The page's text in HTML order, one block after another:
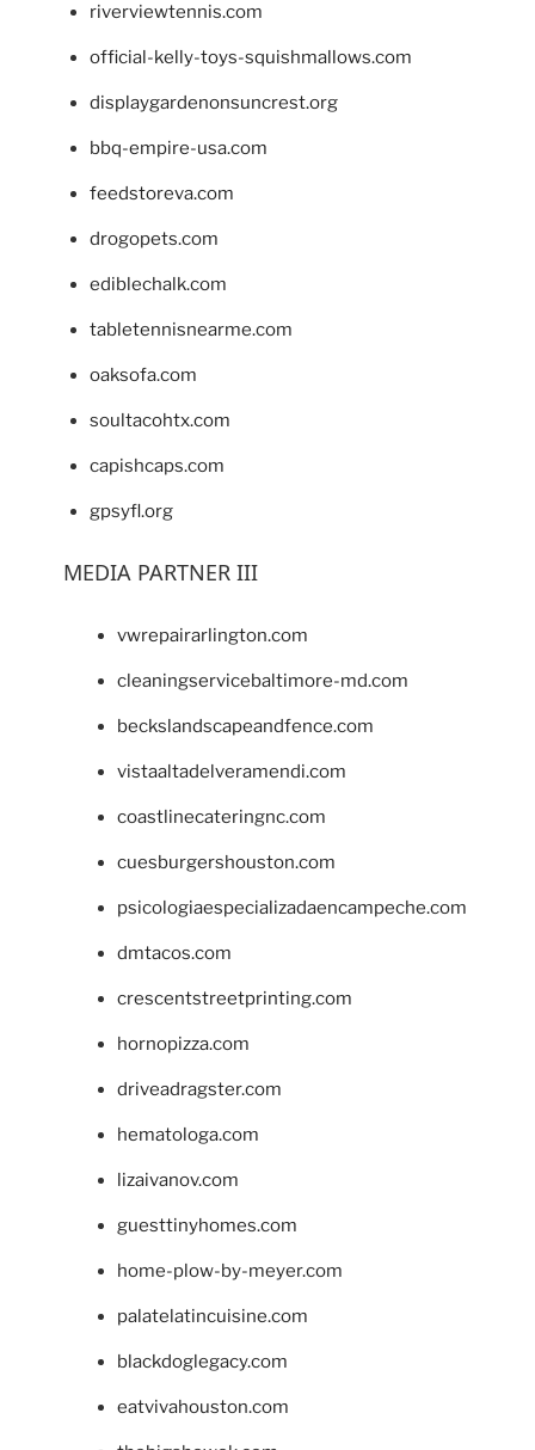
riverviewtennis.com
official-kelly-toys-squishmallows.com
displaygardenonsuncrest.org
bbq-empire-usa.com
feedstoreva.com
drogopets.com
ediblechalk.com
tabletennisnearme.com
oaksofa.com
soultacohtx.com
capishcaps.com
gpsyfl.org
MEDIA PARTNER III
vwrepairarlington.com
cleaningservicebaltimore-md.com
beckslandscapeandfence.com
vistaaltadelveramendi.com
coastlinecateringnc.com
cuesburgershouston.com
psicologiaespecializadaencampeche.com
dmtacos.com
crescentstreetprinting.com
hornopizza.com
driveadragster.com
hematologa.com
lizaivanov.com
guesttinyhomes.com
home-plow-by-meyer.com
palatelatincuisine.com
blackdoglegacy.com
eatvivahouston.com